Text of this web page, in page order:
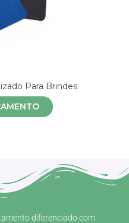
Para Brindes
diferenciado com